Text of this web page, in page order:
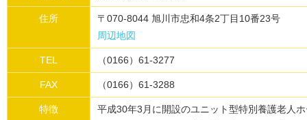
住所
〒070-8044 旭川市忠和4条2丁目10番23号
周辺地図
TEL （0166）61-3277
FAX （0166）61-3288
特徴
平成30年3月に開設のユニット型特別養護老人